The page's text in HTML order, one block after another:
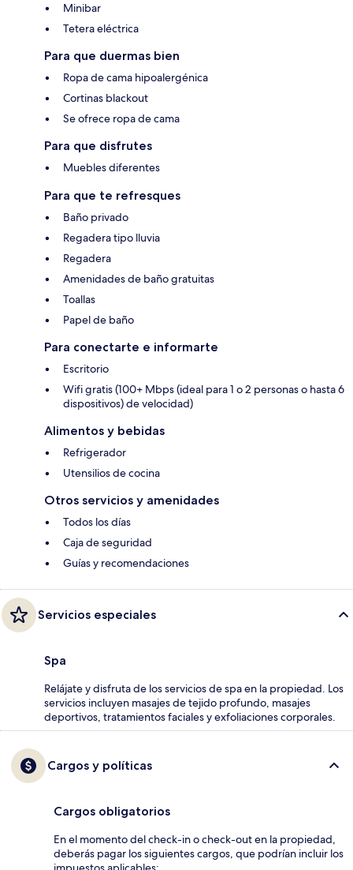
Minibar
Tetera eléctrica
Para que duermas bien
Ropa de cama hipoalergénica
Cortinas blackout
Se ofrece ropa de cama
Para que disfrutes
Muebles diferentes
Para que te refresques
Baño privado
Regadera tipo lluvia
Regadera
Amenidades de baño gratuitas
Toallas
Papel de baño
Para conectarte e informarte
Escritorio
Wifi gratis (100+ Mbps (ideal para 1 o 2 personas o hasta 6
dispositivos) de velocidad)
Alimentos y bebidas
Refrigerador
Utensilios de cocina
Otros servicios y amenidades
Todos los días
Caja de seguridad
Guías y recomendaciones
Servicios especiales
Spa
Relájate y disfruta de los servicios de spa en la propiedad. Los
servicios incluyen masajes de tejido profundo, masajes
deportivos, tratamientos faciales y exfoliaciones corporales.
Cargos y políticas
Cargos obligatorios
En el momento del check-in o check-out en la propiedad,
deberás pagar los siguientes cargos, que podrían incluir los